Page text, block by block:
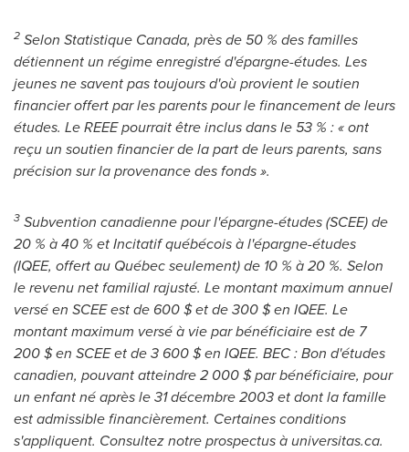
2 Selon Statistique Canada, près de 50 % des familles
détiennent un régime enregistré d'épargne-études. Les
jeunes ne savent pas toujours d'où provient le soutien
financier offert par les parents pour le financement de leurs
études. Le REEE pourrait être inclus dans le 53 % : « ont
reçu un soutien financier de la part de leurs parents, sans
précision sur la provenance des fonds ».
3 Subvention canadienne pour l'épargne-études (SCEE) de
20 % à 40 % et Incitatif québécois à l'épargne-études
(IQEE, offert au Québec seulement) de 10 % à 20 %. Selon
le revenu net familial rajusté. Le montant maximum annuel
versé en SCEE est de 600 $ et de 300 $ en IQEE. Le
montant maximum versé à vie par bénéficiaire est de 7
200 $ en SCEE et de 3 600 $ en IQEE. BEC : Bon d'études
canadien, pouvant atteindre 2 000 $ par bénéficiaire, pour
un enfant né après le 31 décembre2003 etdont la famille
est admissible financièrement. Certaines conditions
s'appliquent. Consultez notre prospectus à universitas.ca.